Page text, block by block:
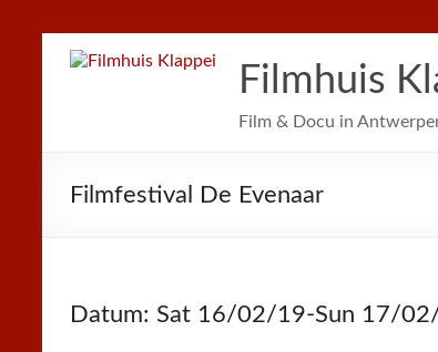
Filmhuis
Film & Docu in
Filmfestival De Evenaar
Datum: Sat 16/02/19-Sun 17/